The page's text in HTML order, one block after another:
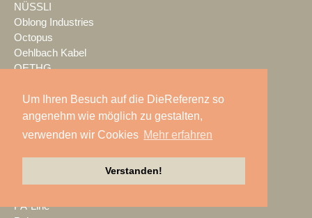
Um Ihren Besuch auf die DieReferenz so
angenehm wie möglich zu gestalten,
verwenden wir Cookies Mehr erfahren
Verstanden!
NÜSSLI
Oblong Industries
Octopus
Oehlbach Kabel
OETHG
Omron
Optimahl Catering
OS-VT
PA-Line